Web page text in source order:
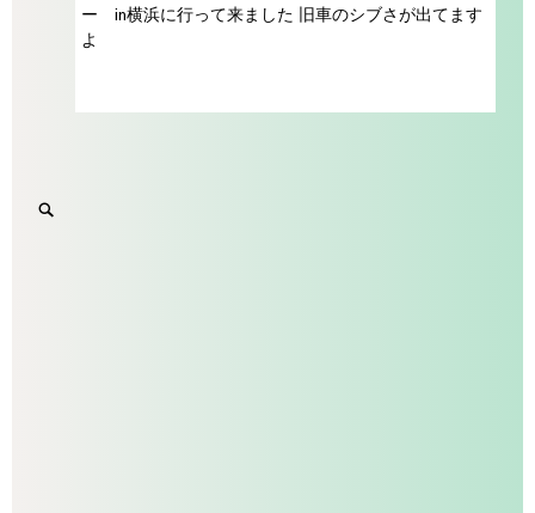
ー in横浜に行って来ました 旧車のシブさが出てます
よ
Search